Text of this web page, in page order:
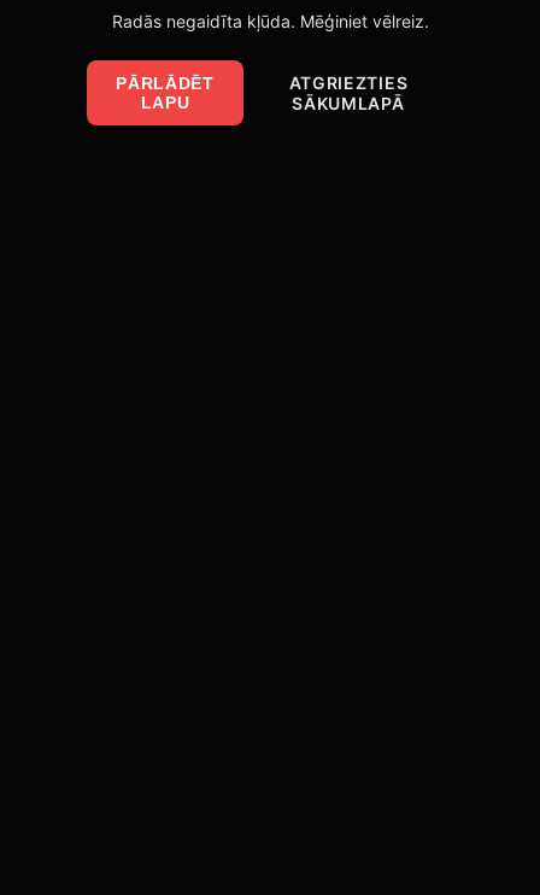
Radās negaidīta kļūda. Mēģiniet vēlreiz.
PĀRLĀDĒT
LAPU
ATGRIEZTIES
SĀKUMLAPĀ